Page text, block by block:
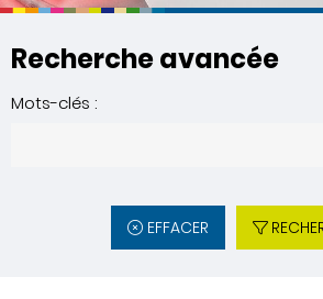
Recherche avancée
Mots-clés :
EFFACER